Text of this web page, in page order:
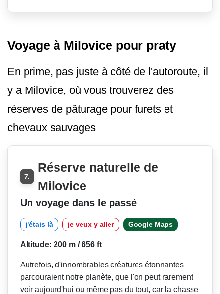
Voyage à Milovice pour praty
En prime, pas juste à côté de l'autoroute, il
y a Milovice, où vous trouverez des
réserves de pâturage pour furets et
chevaux sauvages
7.
Réserve naturelle de
Milovice
Un voyage dans le passé
j'étais là je veux y aller Google Maps
Altitude: 200 m / 656 ft
Autrefois, d'innombrables créatures étonnantes
parcouraient notre planète, que l'on peut rarement
voir aujourd'hui ou même pas du tout, car la chasse